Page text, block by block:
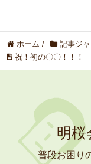
ホーム / 記事ジ
祝！初の〇〇！！！
明桜
普段お困り